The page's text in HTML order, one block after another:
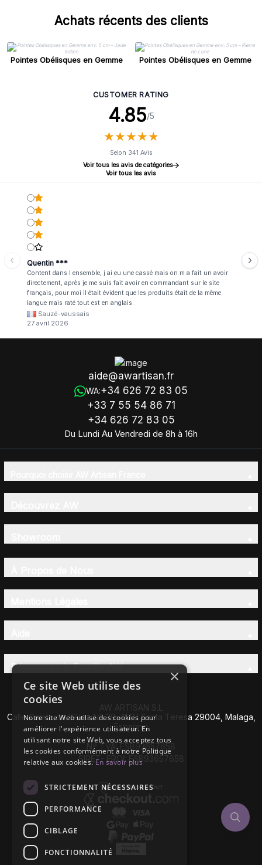
Achats récents des clients
Pointes Obélisques en Gemme
Pointes Obélisques en Gemme
CUSTOMER RATING
4.85/5
★★★★★
★★★★★
Selon 341 Avis
Voir tous les avis de catégories
Voir tous les avis
Quentin ***
Content dans l ensemble, j ai eu une cassé mais on m a fait un avoir
directement, après je me suis fait avoir en commandant sur le site
français, pour moi il était évident que les produits était de la même
langue mais raté tout est en anglais.
Sauzé-vaussais
27 avril 2026
aide@awartisan.fr
WA:+34 626 72 83 05
+33 7 55 54 86 71
+34 626 72 83 05
Du Lundi Au Vendredi de 8h à 16h
Découvrez la Famille AW
AW ARTISAN S.L
Calle Caleta de Vélez Nº 39-41 P.I Santa Teresa 29004, Malaga,
Espagne
Nº TVA: ESB93657658
SIRET- EROI: ESB93657658
×
Ce site Web utilise des
cookies
Notre site Web utilise des cookies pour
améliorer l'expérience utilisateur. En
utilisant notre site Web, vous acceptez tous
les cookies conformément à notre Politique
relative aux cookies.En savoir plus
STRICTEMENT NÉCESSAIRES
PERFORMANCE
CIBLAGE
FONCTIONNALITÉ